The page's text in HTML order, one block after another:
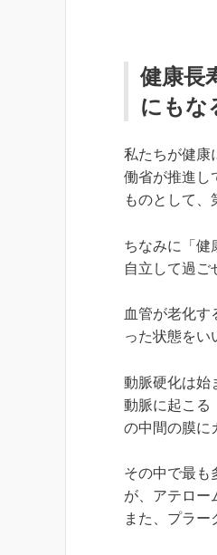
健康長
にもな
私たちが健康
働省が推進し
ものとして、
ちなみに「健
自立して過ご
血管が老化す
った状態をい
動脈硬化は始
動脈に起こる
の中間の膜に
その中で最も
が、アテロー
また、プラー